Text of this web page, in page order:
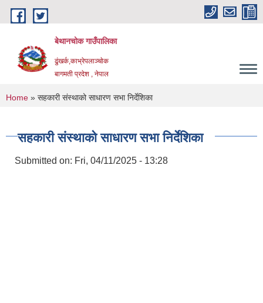
Skip to main content
बेथानचोक गाउँपालिका
ढुंखर्क,काभ्रेपलाञ्चाेक
बागमती प्रदेश , नेपाल
You are here
Home » सहकारी संस्थाको साधारण सभा निर्देशिका
सहकारी संस्थाको साधारण सभा निर्देशिका
Submitted on: Fri, 04/11/2025 - 13:28